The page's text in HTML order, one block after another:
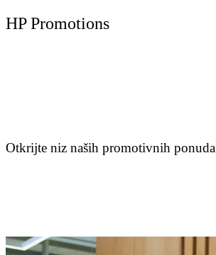
HP Promotions
Otkrijte niz naših promotivnih ponuda